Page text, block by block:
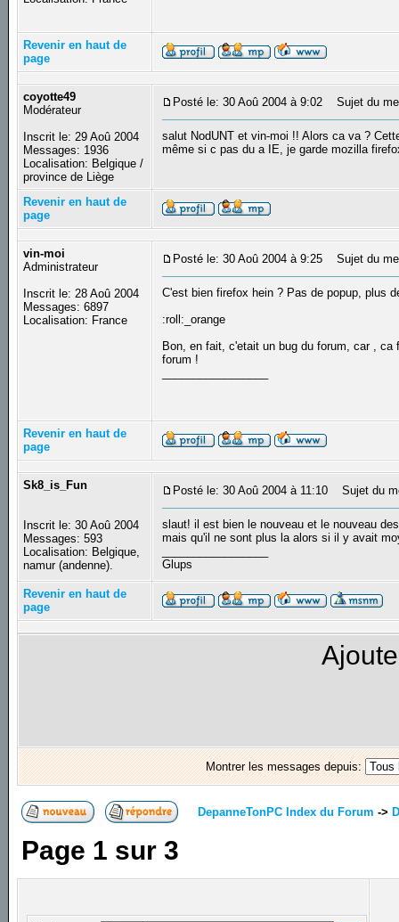
Revenir en haut de
page
coyotte49
Modérateur
Inscrit le: 29 Aoû 2004
Messages: 1936
Localisation: Belgique /
province de Liège
Posté le: 30 Aoû 2004 à 9:02 Sujet du
salut NodUNT et vin-moi !! Alors ca va ?
même si c pas du a IE, je garde mozilla
Revenir en haut de
page
vin-moi
Administrateur
Inscrit le: 28 Aoû 2004
Messages: 6897
Localisation: France
Posté le: 30 Aoû 2004 à 9:25 Sujet du
C'est bien firefox hein ? Pas de popup, plus
:roll:_orange
Bon, en fait, c'etait un bug du forum, car ,
forum !
Revenir en haut de
page
Sk8_is_Fun
Inscrit le: 30 Aoû 2004
Messages: 593
Localisation: Belgique,
namur (andenne).
Posté le: 30 Aoû 2004 à 11:10 Sujet du
slaut! il est bien le nouveau et le nouveau
mais qu'il ne sont plus la alors si il y avait
Glups
Revenir en haut de
page
Montrer les messages depuis:
DepanneTonPC Index du Forum ->
Page 1 sur3